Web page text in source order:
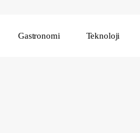
Gastronomi Teknoloji